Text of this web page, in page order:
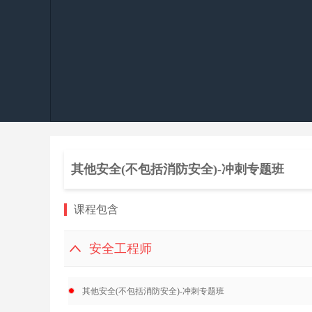
其他安全(不包括消防安全)-冲刺专题班
课程包含
安全工程师
其他安全(不包括消防安全)-冲刺专题班